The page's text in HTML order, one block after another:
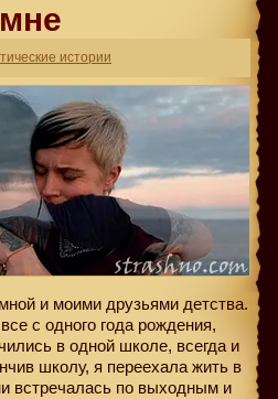
истории
и моими друзьями детства.
с одного года рождения,
в одной школе, всегда и
школу, я переехала жить в
встречалась по выходным и